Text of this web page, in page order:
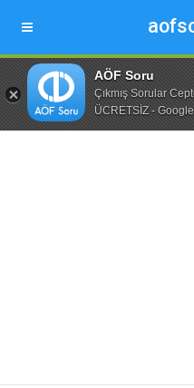
AÖF Soru
Çıkmış Sorular
ÜCRETSİZ -